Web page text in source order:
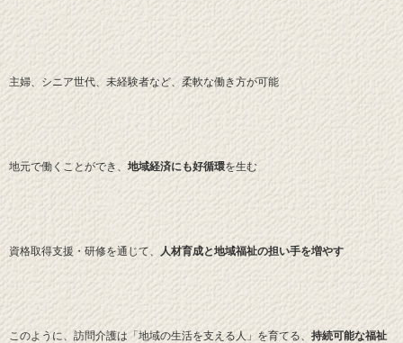
主婦、シニア世代、未経験者など、柔軟な働き方が可能
地元で働くことができ、 地域経済にも好循環を生む
資格取得支援・研修を通じて、 人材育成と地域福祉の担い手を増やす
このように、訪問介護は「地域の生活を支える人」を育てる、持続可能な福祉